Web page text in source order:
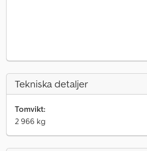
Tekniska detaljer
Tomvikt:
2 966 kg